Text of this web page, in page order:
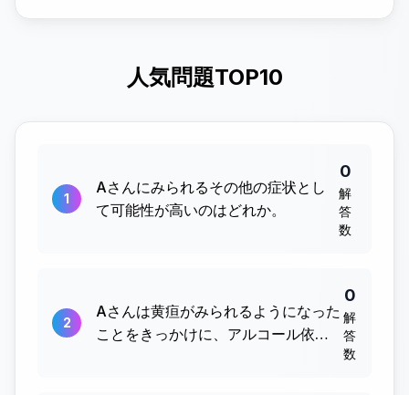
人気問題TOP10
1
Aさんにみられるその他の症状とし
て可能性が高いのはどれか。
0
解
答
数
2
Aさんは黄疸がみられるようになった
ことをきっかけに、アルコール依存
0
解
答
数